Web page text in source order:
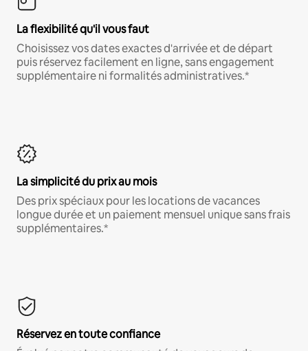
La flexibilité qu'il vous faut
Choisissez vos dates exactes d'arrivée et de départ
puis réservez facilement en ligne, sans engagement
supplémentaire ni formalités administratives.*
La simplicité du prix au mois
Des prix spéciaux pour les locations de vacances
longue durée et un paiement mensuel unique sans frais
supplémentaires.*
Réservez en toute confiance